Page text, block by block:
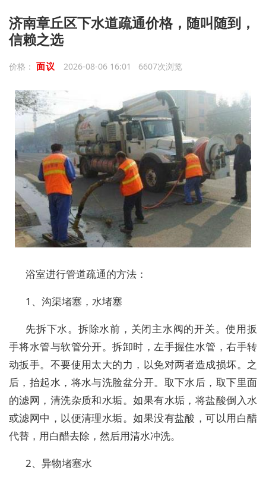
济南章丘区下水道疏通价格，随叫随到，
信赖之选
价格： 面议 2026-08-06 16:01 6607次浏览
浴室进行管道疏通的方法：
1、沟渠堵塞，水堵塞
先拆下水。拆除水前，关闭主水阀的开关。使用扳
手将水管与软管分开。拆卸时，左手握住水管，右手转
动扳手。不要使用太大的力，以免对两者造成损坏。之
后，抬起水，将水与洗脸盆分开。取下水后，取下里面
的滤网，清洗杂质和水垢。如果有水垢，将盐酸倒入水
或滤网中，以便清理水垢。如果没有盐酸，可以用白醋
代替，用白醋去除，然后用清水冲洗。
2、异物堵塞水